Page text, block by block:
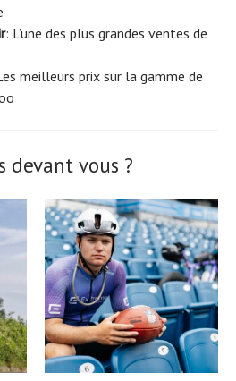
: L’une des plus grandes ventes de
meilleurs prix sur la gamme de
devant vous ?